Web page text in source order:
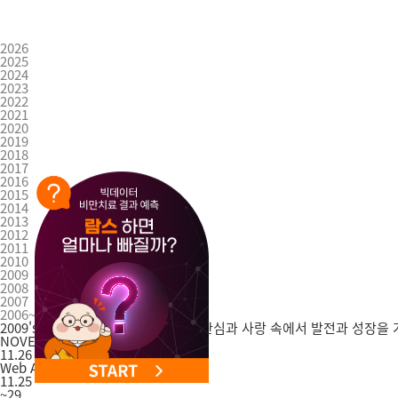
2026
2025
2024
2023
2022
2021
2020
2019
2018
2017
2016
2015
2014
2013
2012
2011
2010
2009
2008
2007
2006~2003
2009's History365mc는 여러분의 관심과 사랑 속에서 발전과 성장을
NOVEMBER
11.26
Web Award KOREA 최우수상 수상
11.25